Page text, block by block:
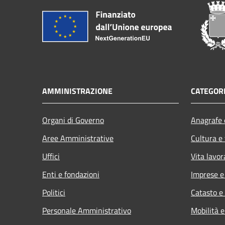
AMMINISTRAZIONE
Organi di Governo
Aree Amministrative
Uffici
Enti e fondazioni
Politici
Personale Amministrativo
Cultura
Vita
Imprese
Catasto
Mobilità